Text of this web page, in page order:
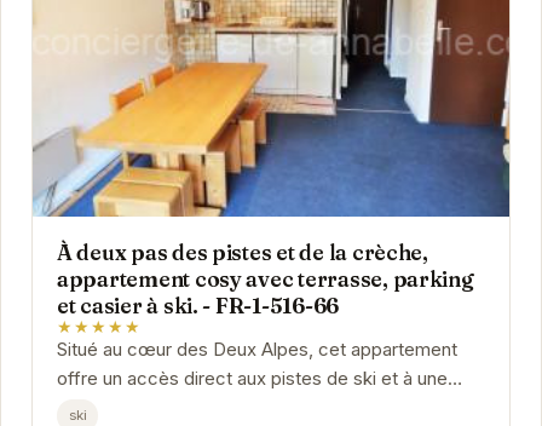
À deux pas des pistes et de la crèche,
appartement cosy avec terrasse, parking
et casier à ski. - FR-1-516-66
★★★★★
Situé au cœur des Deux Alpes, cet appartement
offre un accès direct aux pistes de ski et à une
crèche, idéal pour les familles. Son intérieur...
ski